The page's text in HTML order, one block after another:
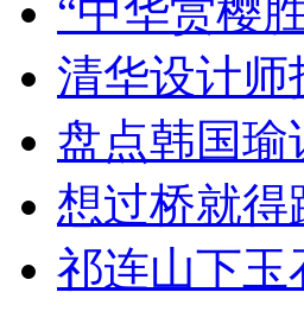
“中华赏樱
清华设计师
盘点韩国瑜
想过桥就得
祁连山下玉